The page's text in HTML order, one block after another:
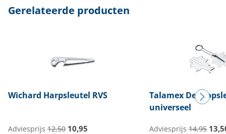
Gerelateerde producten
Wichard Harpsleutel RVS
Adviesprijs 12,50 10,95
Talamex
universeel
Adviesprijs 14,95